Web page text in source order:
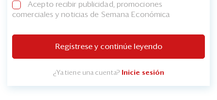
Acepto recibir publicidad, promociones
comerciales y noticias de Semana Económica
Regístrese y continúe leyendo
¿Ya tiene una cuenta? Inicie sesión